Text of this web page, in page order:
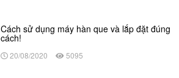
Cách sử dụng máy hàn que và lắp đặt đúng
cách!
20/08/2020 5095